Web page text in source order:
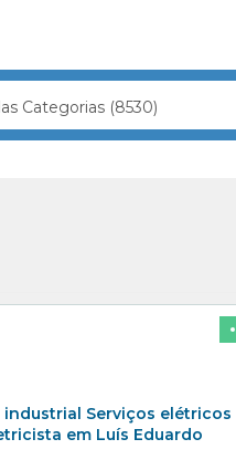
Categorias (8530)
Serviços elétricos
em Luís Eduardo